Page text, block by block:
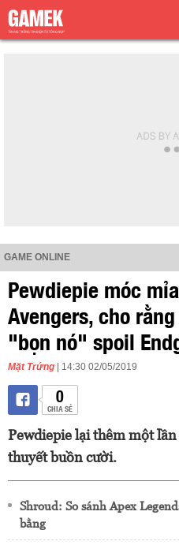
GAME ONLINE
Pewdiepie móc
Avengers, cho
"bọn nó" spoil
Mặt Trứng | 14:30 02/05/2019
0
CHIA SẺ
Pewdiepie lại thêm một
thuyết buồn cười.
Shroud: So sánh Apex
bằng